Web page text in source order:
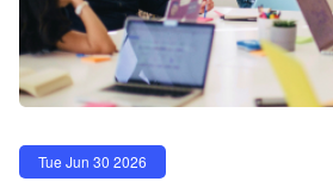
Tue Jun 30 2026